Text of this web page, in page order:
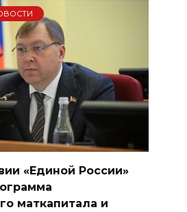
«Единой России»
маткапитала и